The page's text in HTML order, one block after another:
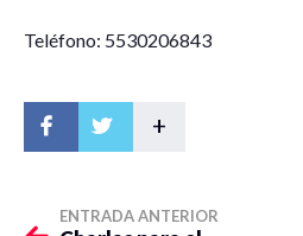
Teléfono: 5530206843
+
ENTRADA ANTERIOR